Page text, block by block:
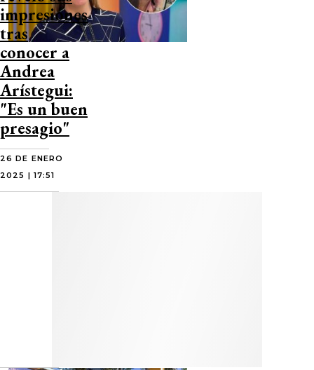
impresiones
tras
conocer a
Andrea
Arístegui:
"Es un buen
presagio"
26 DE ENERO
2025 | 17:51